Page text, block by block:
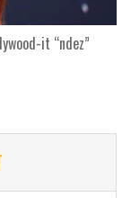
it “ndez”